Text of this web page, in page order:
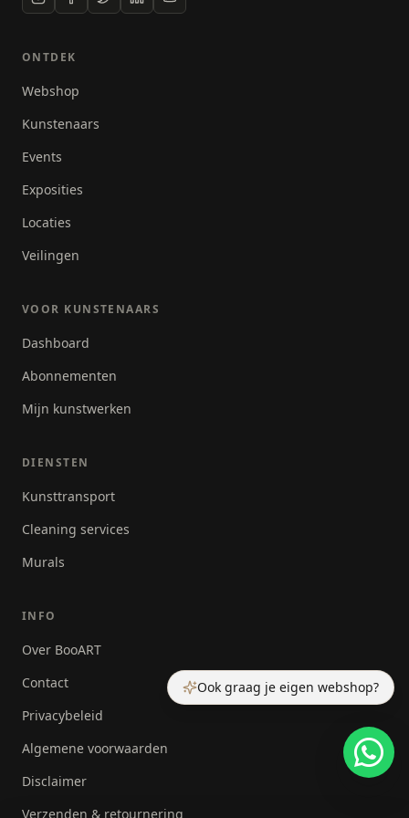
Ook graag je eigen webshop?
ONTDEK
Webshop
Kunstenaars
Events
Exposities
Locaties
Veilingen
VOOR KUNSTENAARS
Dashboard
Abonnementen
Mijn kunstwerken
DIENSTEN
Kunsttransport
Cleaning services
Murals
INFO
Over BooART
Contact
Privacybeleid
Algemene voorwaarden
Disclaimer
Verzenden & retournering